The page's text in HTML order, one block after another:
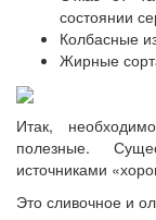
состоянии
Колбасные
Жирные
Итак,
полезные.
источниками
Это сливочное и